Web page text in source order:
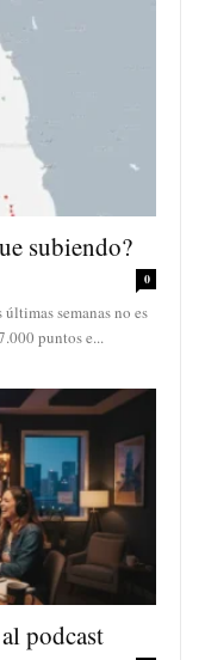
subiendo?
0
semanas no es
puntos e...
podcast